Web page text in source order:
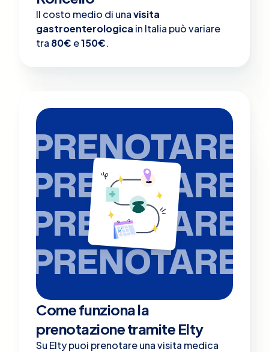
Il costo medio di unavisita
gastroenterologica in Italia può variare
tra 80€ e150€.
PRENOTARE
PRENOTARE
PRENOTARE
PRENOTARE
Come funziona la
prenotazione tramite Elty
Su Elty puoi prenotare una visita medica